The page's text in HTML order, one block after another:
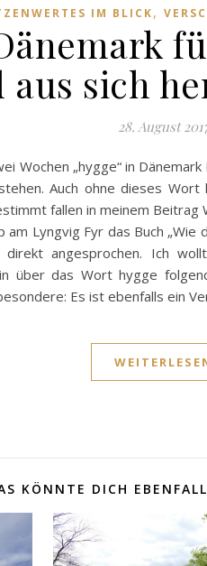
IM BLICK,
aus sich
28. August
Wochen „hygge“ in
Auch ohne dieses
fallen in meinem Beitrag
am Lyngvig Fyr das Buch
angesprochen. Ich
über das Wort hygge
Es ist ebenfalls ein
KÖNNTE DICH